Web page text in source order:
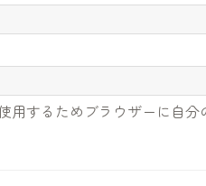
用するためブラウザーに自